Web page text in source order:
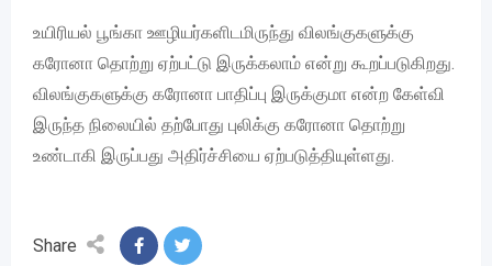
உயிரியல் பூங்கா ஊழியர்களிடமிருந்து விலங்குகளுக்கு
கரோனா தொற்று ஏற்பட்டு இருக்கலாம் என்று கூறப்படுகிறது.
விலங்குகளுக்கு கரோனா பாதிப்பு இருக்குமா என்ற கேள்வி
இருந்த நிலையில் தற்போது புலிக்கு கரோனா தொற்று
உண்டாகி இருப்பது அதிர்ச்சியை ஏற்படுத்தியுள்ளது.
Share